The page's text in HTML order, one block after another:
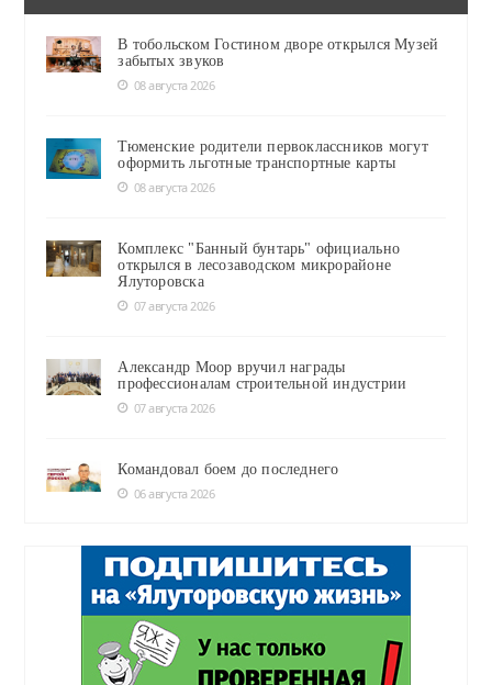
В тобольском Гостином дворе открылся Музей
забытых звуков
08 августа 2026
Тюменские родители первоклассников могут
оформить льготные транспортные карты
08 августа 2026
Комплекс "Банный бунтарь" официально
открылся в лесозаводском микрорайоне
Ялуторовска
07 августа 2026
Александр Моор вручил награды
профессионалам строительной индустрии
07 августа 2026
Командовал боем до последнего
06 августа 2026